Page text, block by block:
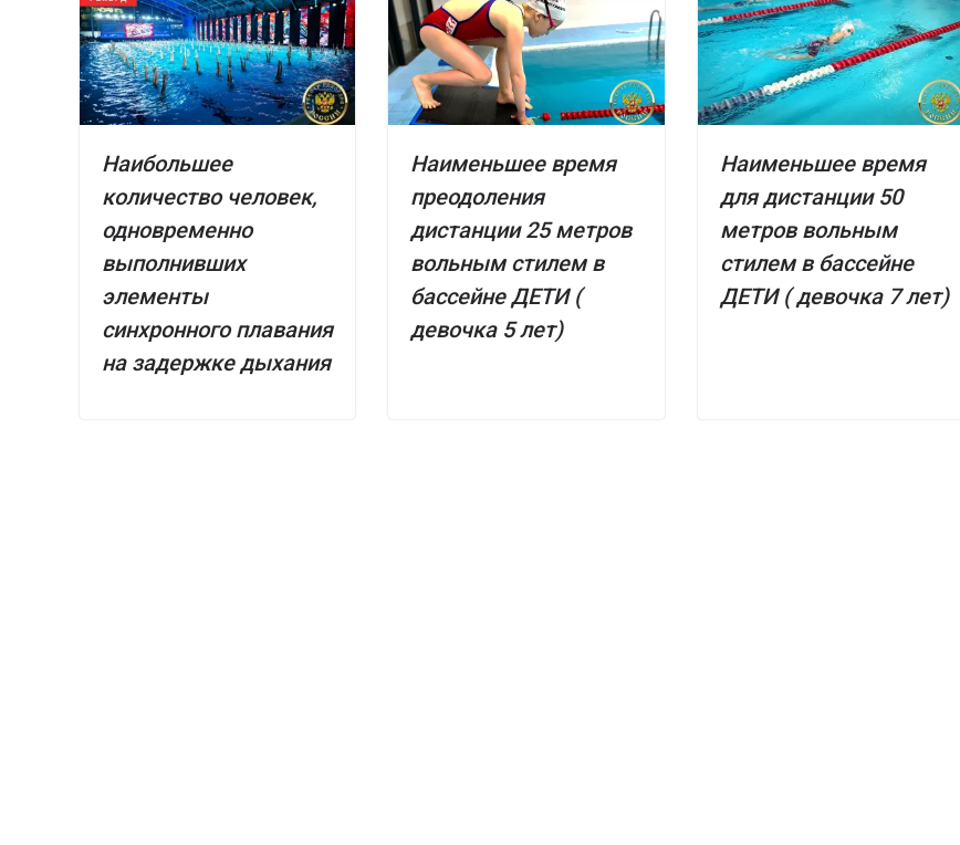
Наибольшее
количество человек,
одновременно
выполнивших
элементы
синхронного плавания
на задержке дыхания
Наименьшее время
преодоления
дистанции 25 метров
вольным стилем в
бассейне ДЕТИ (
девочка 5 лет)
Наименьшее время
для дистанции 50
метров вольным
стилем в бассейне
ДЕТИ ( девочка 7 лет)